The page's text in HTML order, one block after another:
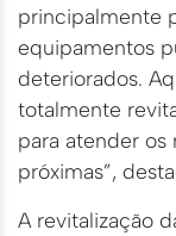
principalmente
equipamentos
deteriorados.
totalmente
para atender os
próximas”,
A revitalização